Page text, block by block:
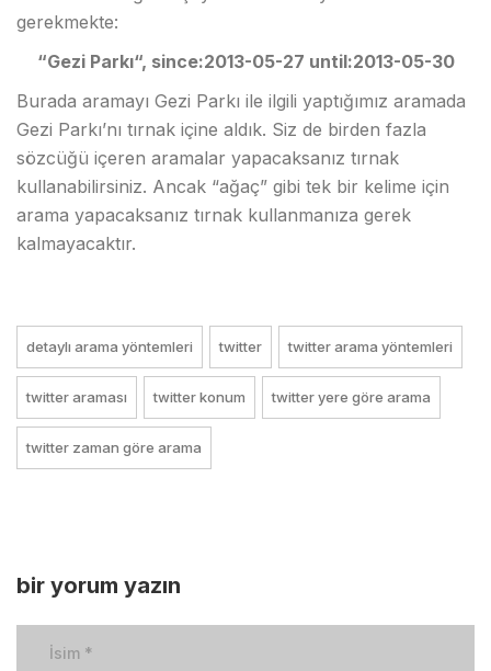
gerekmekte:
“Gezi Parkı“, since:2013-05-27 until:2013-05-30
Burada aramayı Gezi Parkı ile ilgili yaptığımız aramada
Gezi Parkı’nı tırnak içine aldık. Siz de birden fazla
sözcüğü içeren aramalar yapacaksanız tırnak
kullanabilirsiniz. Ancak “ağaç” gibi tek bir kelime için
arama yapacaksanız tırnak kullanmanıza gerek
kalmayacaktır.
detaylı arama yöntemleri twitter twitter arama yöntemleri
twitter araması twitter konum twitter yere göre arama
twitter zaman göre arama
bir yorum yazın